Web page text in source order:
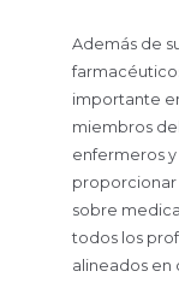
Además de
importante
miembros
enfermeros
proporcionar
sobre
todos los
alineados en